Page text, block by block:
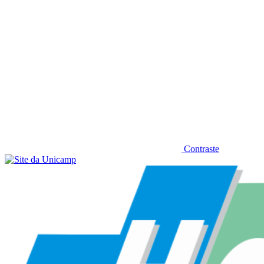
Contraste